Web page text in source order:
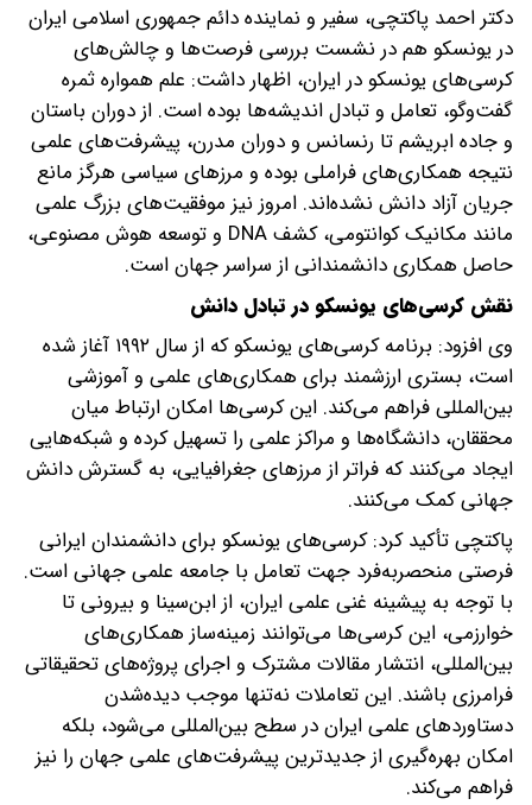
دکتر احمد پاکتچی، سفیر و نماینده دائم جمهوری اسلامی ایران
در یونسکو هم در نشست بررسی فرصت‌ها و چالش‌های
کرسی‌های یونسکو در ایران، اظهار داشت: علم همواره ثمره
گفت‌وگو، تعامل و تبادل اندیشه‌ها بوده است. از دوران باستان
و جاده ابریشم تا رنسانس و دوران مدرن، پیشرفت‌های علمی
نتیجه همکاری‌های فراملی بوده و مرزهای سیاسی هرگز مانع
جریان آزاد دانش نشده‌اند. امروز نیز موفقیت‌های بزرگ علمی
مانند مکانیک کوانتومی، کشف DNA و توسعه هوش مصنوعی،
حاصل همکاری دانشمندانی از سراسر جهان است.
نقش کرسی‌های یونسکو در تبادل دانش
وی افزود: برنامه کرسی‌های یونسکو که از سال ۱۹۹۲ آغاز شده
است، بستری ارزشمند برای همکاری‌های علمی و آموزشی
بین‌المللی فراهم می‌کند. این کرسی‌ها امکان ارتباط میان
محققان، دانشگاه‌ها و مراکز علمی را تسهیل کرده و شبکه‌هایی
ایجاد می‌کنند که فراتر از مرزهای جغرافیایی، به گسترش دانش
جهانی کمک می‌کنند.
پاکتچی تأکید کرد: کرسی‌های یونسکو برای دانشمندان ایرانی
فرصتی منحصر‌به‌فرد جهت تعامل با جامعه علمی جهانی است.
با توجه به پیشینه غنی علمی ایران، از ابن‌سینا و بیرونی تا
خوارزمی، این کرسی‌ها می‌توانند زمینه‌ساز همکاری‌های
بین‌المللی، انتشار مقالات مشترک و اجرای پروژه‌های تحقیقاتی
فرامرزی باشند. این تعاملات نه‌تنها موجب دیده‌شدن
دستاوردهای علمی ایران در سطح بین‌المللی می‌شود، بلکه
امکان بهره‌گیری از جدیدترین پیشرفت‌های علمی جهان را نیز
فراهم می‌کند.